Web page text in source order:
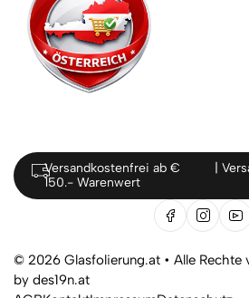
Versandkostenfrei ab €
150.- Warenwert
|
© 2026 Glasfolierung.at • Alle Rechte
by des19n.at